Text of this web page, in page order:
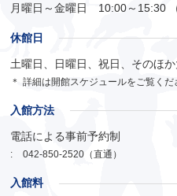
月曜日～金曜日 10:00～15:30
休館日
土曜日、日曜日、祝日、そのほ
＊ 詳細は開館スケジュールをご覧くだ
入館方法
電話による事前予約制
: 042-850-2520（直通）
入館料